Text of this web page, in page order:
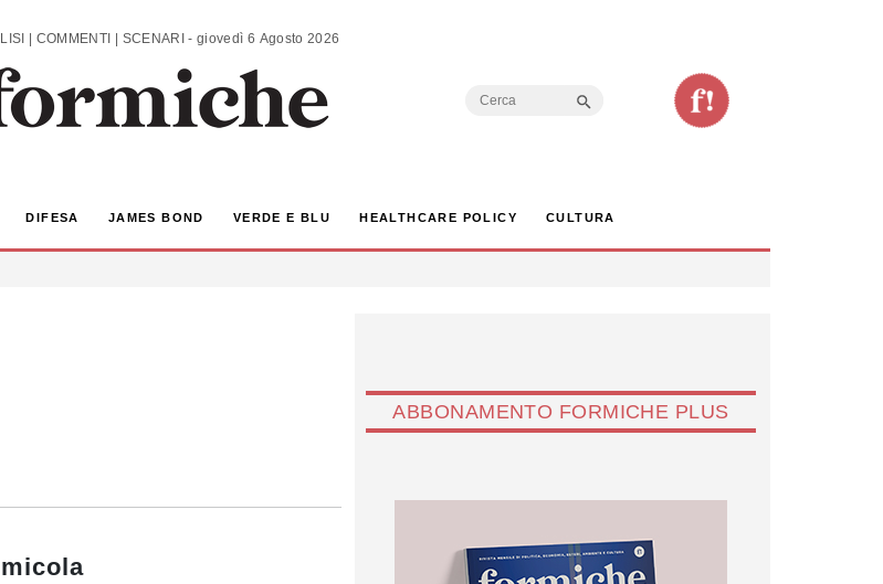
ANALISI | COMMENTI | SCENARI - giovedì 6 Agosto 2026
Search
DIFESA JAMES BOND VERDE E BLU HEALTHCARE POLICY CULTURA
ABBONAMENTO FORMICHE PLUS